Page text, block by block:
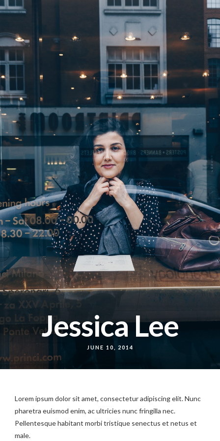
Jessica Lee
JUNE 10, 2014
Lorem ipsum dolor sit amet, consectetur adipiscing elit. Nunc
pharetra euismod enim, ac ultricies nunc fringilla nec.
Pellentesque habitant morbi tristique senectus et netus et
male.